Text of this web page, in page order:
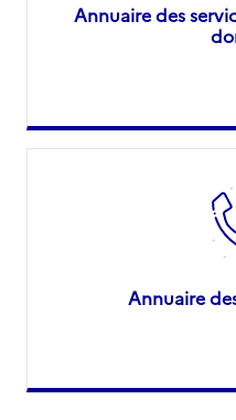
Annuaire des
Annuaire